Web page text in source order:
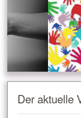
Der aktuelle